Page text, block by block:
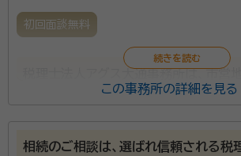
初回面談無料
センター前駅から歩いて2分ほどの場所
のプロフェッショナルによって充実した
この事務所の詳細を見る
相続のご相談は、選ばれ信頼される税